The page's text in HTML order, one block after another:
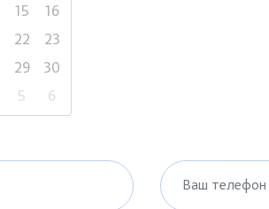
15
16
22
23
29
30
5 6
Ваш телефон